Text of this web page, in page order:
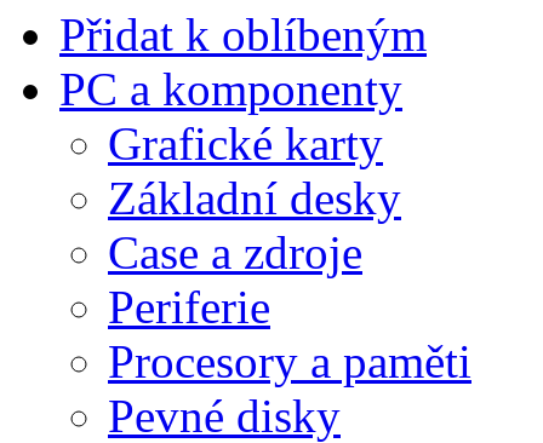
Přidat k oblíbeným
PC a komponenty
Grafické karty
Základní desky
Case a zdroje
Periferie
Procesory a paměti
Pevné disky